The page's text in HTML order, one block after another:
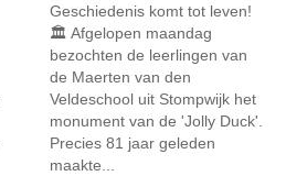
Geschiedenis komt tot leven!
🏛️ Afgelopen maandag
bezochten de leerlingen van
de Maerten van den
Veldeschool uit Stompwijk het
monument van de 'Jolly Duck'.
Precies 81 jaar geleden
maakte...